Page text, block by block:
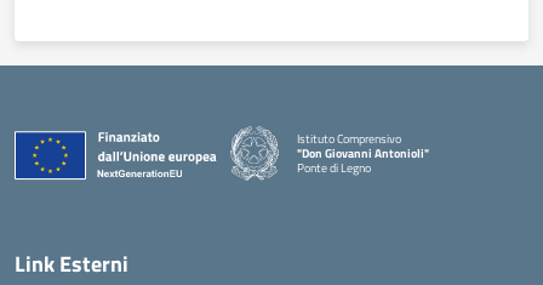
Istituto Comprensivo
"Don Giovanni Antonioli"
Ponte di Legno
— Visita la pagina iniziale della scuola
Link Esterni